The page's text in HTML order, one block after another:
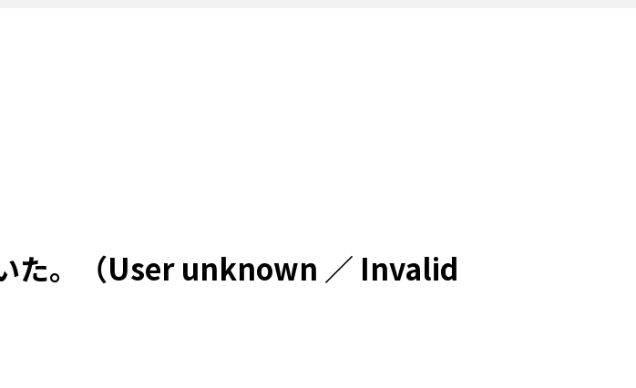
た。（User unknown ／ Invalid